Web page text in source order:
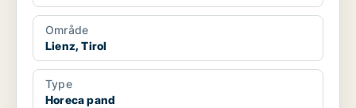
Område
Lienz, Tirol
Type
Horeca pand